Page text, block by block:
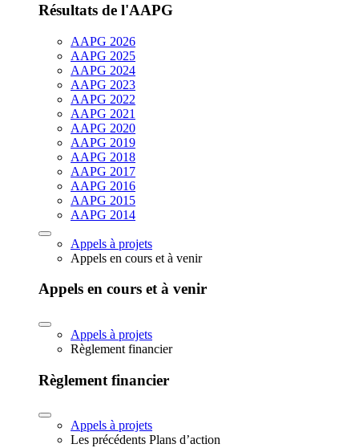
Résultats de l'AAPG
AAPG 2026
AAPG 2025
AAPG 2024
AAPG 2023
AAPG 2022
AAPG 2021
AAPG 2020
AAPG 2019
AAPG 2018
AAPG 2017
AAPG 2016
AAPG 2015
AAPG 2014
Appels à projets
Appels en cours et à venir
Appels en cours et à venir
Appels à projets
Règlement financier
Règlement financier
Appels à projets
Les précédents Plans d’action